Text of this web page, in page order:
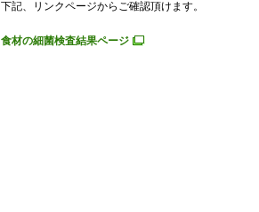
下記、リンクページからご確認頂けます。
食材の細菌検査結果ページ